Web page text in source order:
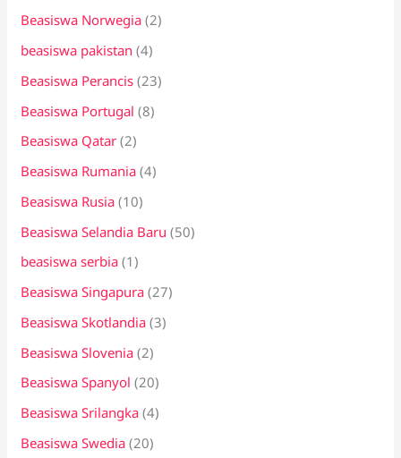
Beasiswa Norwegia (2)
beasiswa pakistan (4)
Beasiswa Perancis (23)
Beasiswa Portugal (8)
Beasiswa Qatar (2)
Beasiswa Rumania (4)
Beasiswa Rusia (10)
Beasiswa Selandia Baru (50)
beasiswa serbia (1)
Beasiswa Singapura (27)
Beasiswa Skotlandia (3)
Beasiswa Slovenia (2)
Beasiswa Spanyol (20)
Beasiswa Srilangka (4)
Beasiswa Swedia (20)